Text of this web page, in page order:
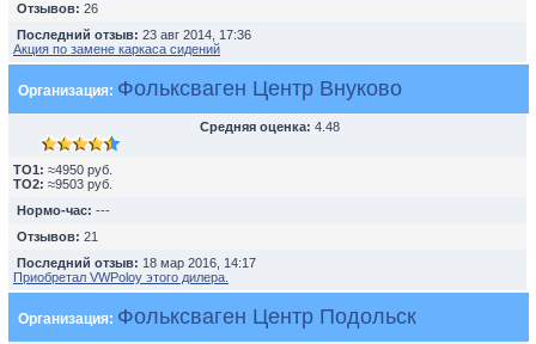
Отзывов: 26
Последний отзыв: 23 авг 2014, 17:36
Акция по замене каркаса сидений
Организация: Фольксваген Центр Внуково
Средняя оценка: 4.48
TO1: ≈4950 руб.
TO2: ≈9503 руб.
Нормо-час: ---
Отзывов: 21
Последний отзыв: 18 мар 2016, 14:17
Приобретал VWPoloу этого дилера.
Организация: Фольксваген Центр Подольск